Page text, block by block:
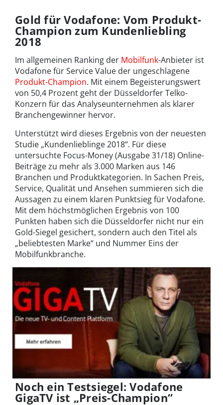
Gold für Vodafone: Vom Produkt-
Champion zum Kundenliebling
2018
Im allgemeinen Ranking der Mobilfunk-Anbieter ist
Vodafone für Service Value der ungeschlagene
Produkt-Champion. Mit einem Begeisterungswert
von 50,4 Prozent geht der Düsseldorfer Telko-
Konzern für das Analyseunternehmen als klarer
Branchengewinner hervor.
Unterstützt wird dieses Ergebnis von der neuesten
Studie „Kundenlieblinge 2018“. Für diese
untersuchte Focus-Money (Ausgabe 31/18) Online-
Beiträge zu mehr als 3.000 Marken aus 146
Branchen und Produktkategorien. In Sachen Preis,
Service, Qualität und Ansehen summieren sich die
Aussagen zu einem klaren Punktsieg für Vodafone.
Mit dem höchstmöglichen Ergebnis von 100
Punkten haben sich die Düsseldorfer nicht nur ein
Gold-Siegel gesichert, sondern auch den Titel als
„beliebtesten Marke“ und Nummer Eins der
Mobilfunkbranche.
Noch ein Testsiegel: Vodafone
GigaTV ist „Preis-Champion“